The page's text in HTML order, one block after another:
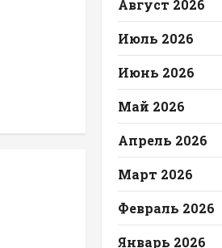
Август 2026
Июль 2026
Июнь 2026
Май 2026
Апрель 2026
Март 2026
Февраль 2026
Январь 2026